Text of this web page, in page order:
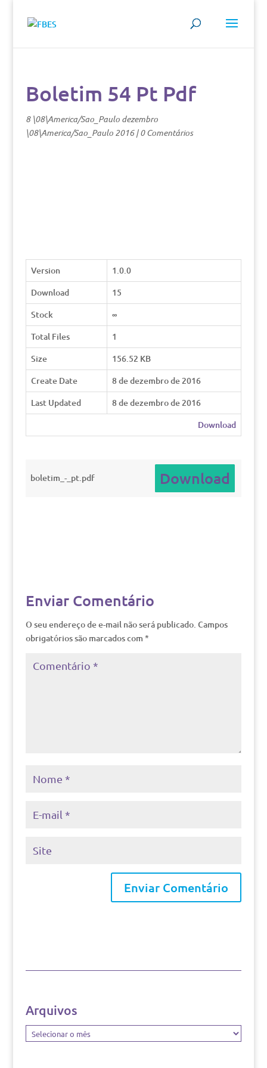
Boletim 54 Pt Pdf
8 \08\America/Sao_Paulo dezembro
\08\America/Sao_Paulo 2016|0 Comentários
Version
1.0.0
Download
15
Stock
∞
Total Files
1
Size
156.52 KB
Create Date
8 de dezembro de 2016
Last Updated
8 de dezembro de 2016
Download
boletim_-_pt.pdf Download
Enviar Comentário
O seu endereço de e-mail não será publicado. Campos
obrigatórios são marcados com *
Arquivos
Arquivos